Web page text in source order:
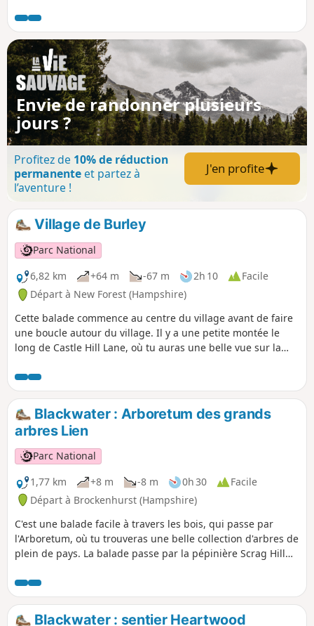
Envie de randonner plusieurs
jours ?
Profitez de 10% de réduction
permanenteet partez à
l’aventure !
J'en profite
Village de Burley
Parc National
6,82 km
+64 m -67 m 2h 10
Facile
Départ à New Forest (Hampshire)
Cette balade commence au centre du village avant de faire
une boucle autour du village. Il y a une petite montée le
long de Castle Hill Lane, où tu auras une belle vue sur la
dragons et de contrebandiers. Le chemin passe devant un
ancien fort sur Castle Hill avant de redescendre vers le
village et de longer la lisière de la forêt ouverte. La balade
revient au centre du village en passant devant de jolies
propriétés forestières et le pub Queen's Head.
Blackwater : Arboretum des grands
arbres Lien
Parc National
1,77 km
+8 m -8 m 0h 30
Facile
Départ à Brockenhurst (Hampshire)
C'est une balade facile à travers les bois, qui passe par
l'Arboretum, où tu trouveras une belle collection d'arbres de
plein de pays. La balade passe par la pépinière Scrag Hill
partie du sentier Tall Trees Trail.
Blackwater : sentier Heartwood